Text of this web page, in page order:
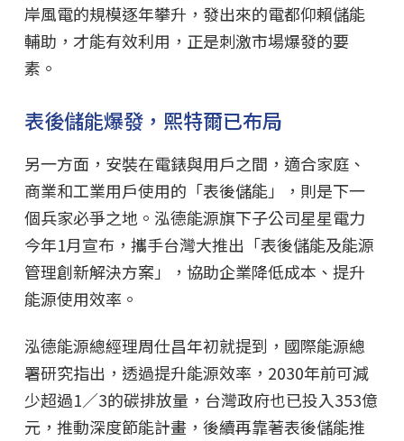
岸風電的規模逐年攀升，發出來的電都仰賴儲能
輔助，才能有效利用，正是刺激市場爆發的要
素。
表後儲能爆發，熙特爾已布局
另一方面，安裝在電錶與用戶之間，適合家庭、
商業和工業用戶使用的「表後儲能」，則是下一
個兵家必爭之地。泓德能源旗下子公司星星電力
今年1月宣布，攜手台灣大推出「表後儲能及能源
管理創新解決方案」，協助企業降低成本、提升
能源使用效率。
泓德能源總經理周仕昌年初就提到，國際能源總
署研究指出，透過提升能源效率，2030年前可減
少超過1／3的碳排放量，台灣政府也已投入353億
元，推動深度節能計畫，後續再靠著表後儲能推